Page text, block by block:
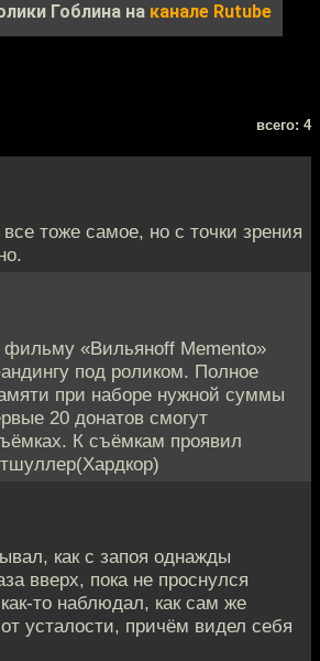
Гоблина на канале Rutube
всего: 4
тоже самое, но с точки зрения
«Вильяноff Memento»
под роликом. Полное
при наборе нужной суммы
20 донатов смогут
К съёмкам проявил
как с запоя однажды
вверх, пока не проснулся
то наблюдал, как сам же
усталости, причём видел себя